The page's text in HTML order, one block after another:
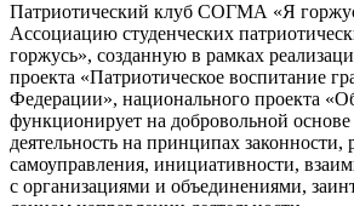
Патриотический клуб СОГМА «Я
Ассоциацию студенческих
горжусь», созданную в рамках
проекта «Патриотическое воспитание
Федерации», национального проекта
функционирует на добровольной
деятельность на принципах законности,
самоуправления, инициативности,
с организациями и объединениями,